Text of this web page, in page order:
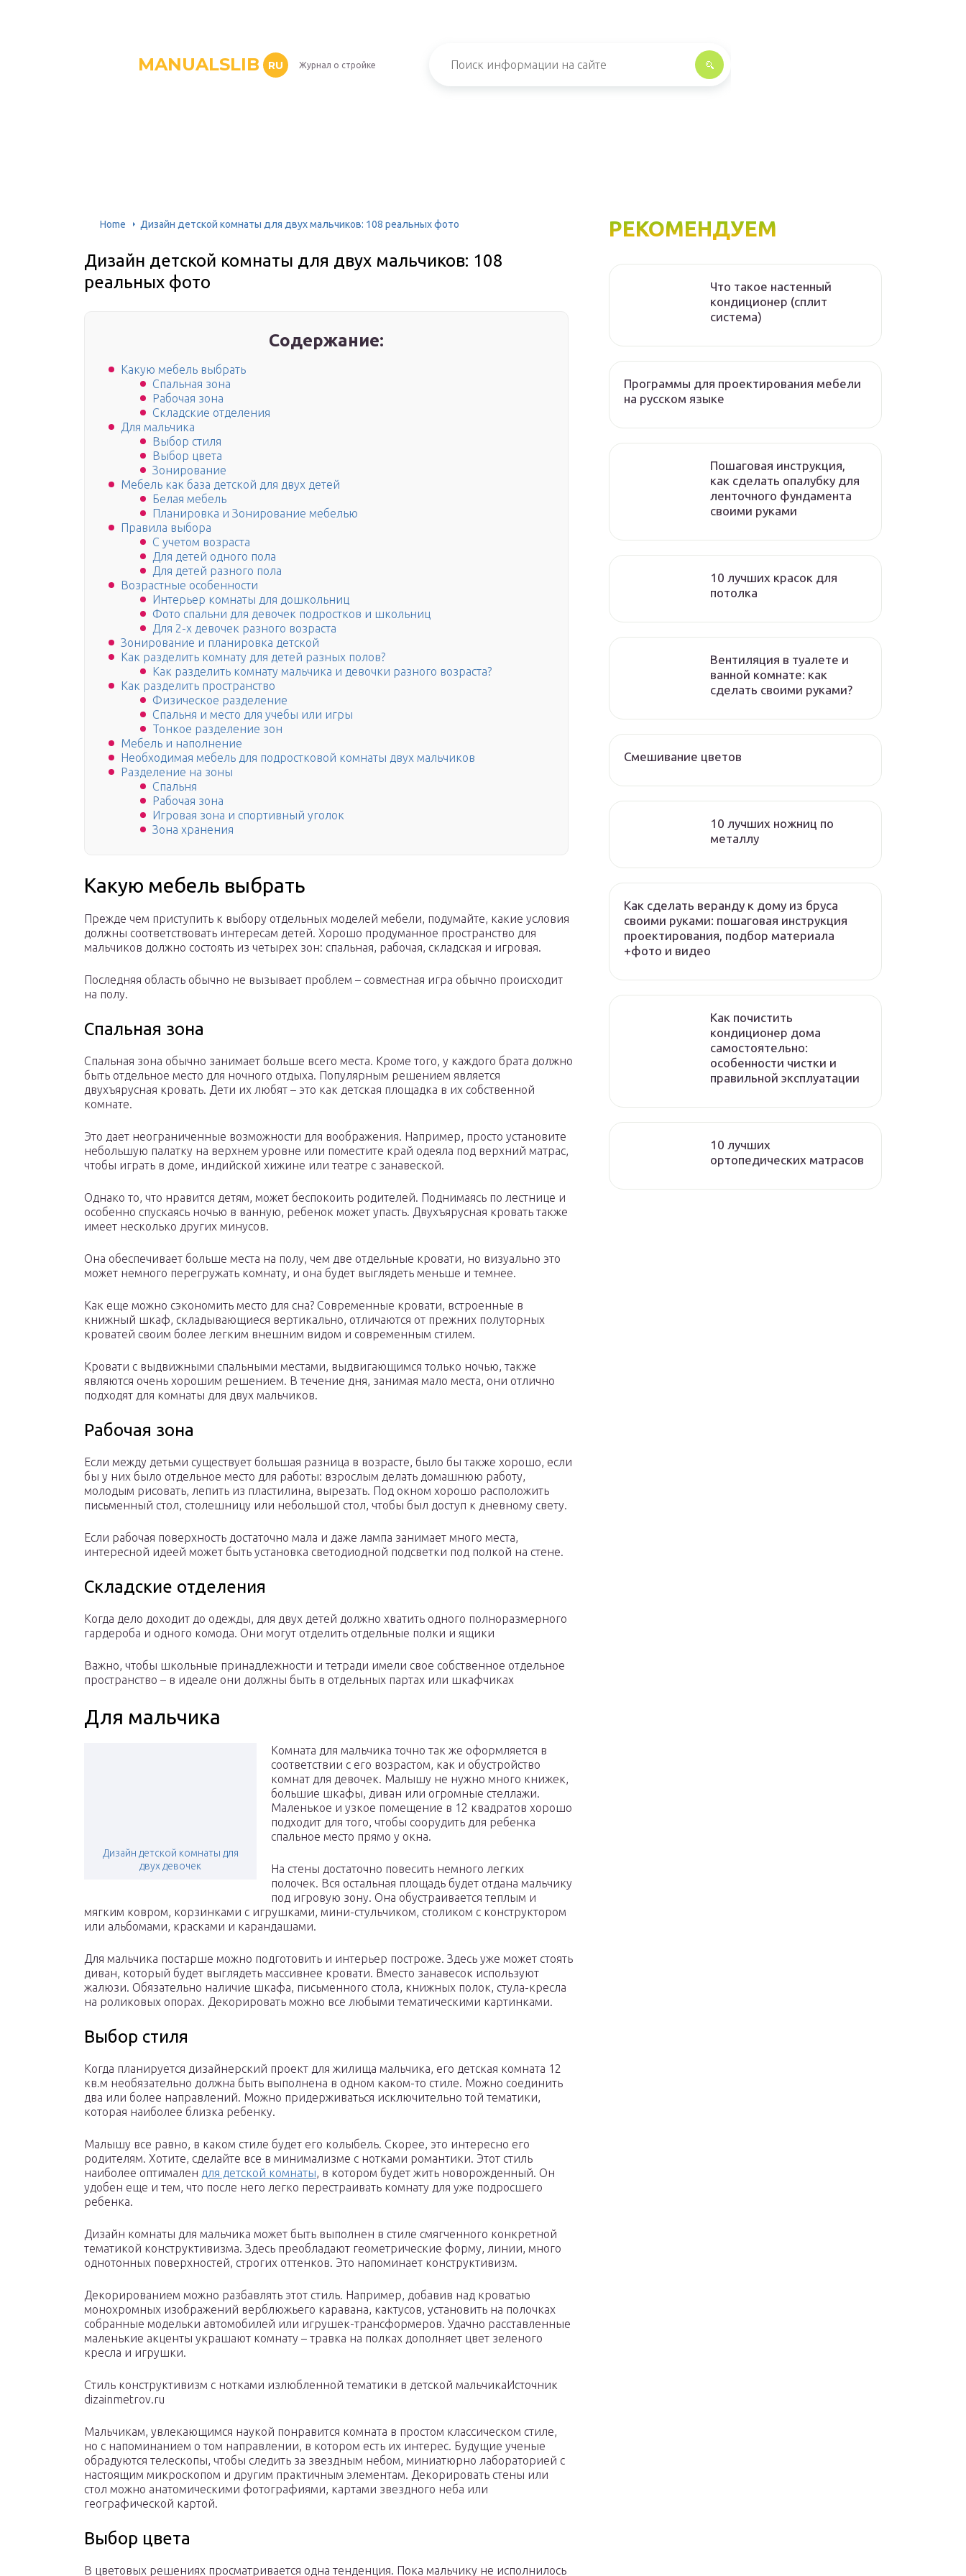
MANUALSLIB RU Журнал о стройке
Home Дизайн детской комнаты для двух мальчиков: 108 реальных фото
Дизайн детской комнаты для двух мальчиков: 108
реальных фото
Содержание:
Какую мебель выбрать
Спальная зона
Рабочая зона
Складские отделения
Для мальчика
Выбор стиля
Выбор цвета
Зонирование
Мебель как база детской для двух детей
Белая мебель
Планировка и Зонирование мебелью
Правила выбора
С учетом возраста
Для детей одного пола
Для детей разного пола
Возрастные особенности
Интерьер комнаты для дошкольниц
Фото спальни для девочек подростков и школьниц
Для 2-х девочек разного возраста
Зонирование и планировка детской
Как разделить комнату для детей разных полов?
Как разделить комнату мальчика и девочки разного возраста?
Как разделить пространство
Физическое разделение
Спальня и место для учебы или игры
Тонкое разделение зон
Мебель и наполнение
Необходимая мебель для подростковой комнаты двух мальчиков
Разделение на зоны
Спальня
Рабочая зона
Игровая зона и спортивный уголок
Зона хранения
Какую мебель выбрать
Прежде чем приступить к выбору отдельных моделей мебели, подумайте, какие условия
должны соответствовать интересам детей. Хорошо продуманное пространство для
мальчиков должно состоять из четырех зон: спальная, рабочая, складская и игровая.
Последняя область обычно не вызывает проблем – совместная игра обычно происходит
на полу.
Спальная зона
Спальная зона обычно занимает больше всего места. Кроме того, у каждого брата должно
быть отдельное место для ночного отдыха. Популярным решением является
двухъярусная кровать. Дети их любят – это как детская площадка в их собственной
комнате.
Это дает неограниченные возможности для воображения. Например, просто установите
небольшую палатку на верхнем уровне или поместите край одеяла под верхний матрас,
чтобы играть в доме, индийской хижине или театре с занавеской.
Однако то, что нравится детям, может беспокоить родителей. Поднимаясь по лестнице и
особенно спускаясь ночью в ванную, ребенок может упасть. Двухъярусная кровать также
имеет несколько других минусов.
Она обеспечивает больше места на полу, чем две отдельные кровати, но визуально это
может немного перегружать комнату, и она будет выглядеть меньше и темнее.
Как еще можно сэкономить место для сна? Современные кровати, встроенные в
книжный шкаф, складывающиеся вертикально, отличаются от прежних полуторных
кроватей своим более легким внешним видом и современным стилем.
Кровати с выдвижными спальными местами, выдвигающимся только ночью, также
являются очень хорошим решением. В течение дня, занимая мало места, они отлично
подходят для комнаты для двух мальчиков.
Рабочая зона
Если между детьми существует большая разница в возрасте, было бы также хорошо, если
бы у них было отдельное место для работы: взрослым делать домашнюю работу,
молодым рисовать, лепить из пластилина, вырезать. Под окном хорошо расположить
письменный стол, столешницу или небольшой стол, чтобы был доступ к дневному свету.
Если рабочая поверхность достаточно мала и даже лампа занимает много места,
интересной идеей может быть установка светодиодной подсветки под полкой на стене.
Складские отделения
Когда дело доходит до одежды, для двух детей должно хватить одного полноразмерного
гардероба и одного комода. Они могут отделить отдельные полки и ящики
Важно, чтобы школьные принадлежности и тетради имели свое собственное отдельное
пространство – в идеале они должны быть в отдельных партах или шкафчиках
Для мальчика
Дизайн детской комнаты для
двух девочек
Комната для мальчика точно так же оформляется в
соответствии с его возрастом, как и обустройство
комнат для девочек. Малышу не нужно много книжек,
большие шкафы, диван или огромные стеллажи.
Маленькое и узкое помещение в 12 квадратов хорошо
подходит для того, чтобы соорудить для ребенка
спальное место прямо у окна.
На стены достаточно повесить немного легких
полочек. Вся остальная площадь будет отдана мальчику
под игровую зону. Она обустраивается теплым и
мягким ковром, корзинками с игрушками, мини-стульчиком, столиком с конструктором
или альбомами, красками и карандашами.
Для мальчика постарше можно подготовить и интерьер построже. Здесь уже может стоять
диван, который будет выглядеть массивнее кровати. Вместо занавесок используют
жалюзи. Обязательно наличие шкафа, письменного стола, книжных полок, стула-кресла
на роликовых опорах. Декорировать можно все любыми тематическими картинками.
Выбор стиля
Когда планируется дизайнерский проект для жилища мальчика, его детская комната 12
кв.м необязательно должна быть выполнена в одном каком-то стиле. Можно соединить
два или более направлений. Можно придерживаться исключительно той тематики,
которая наиболее близка ребенку.
Малышу все равно, в каком стиле будет его колыбель. Скорее, это интересно его
родителям. Хотите, сделайте все в минимализме с нотками романтики. Этот стиль
наиболее оптимален для детской комнаты, в котором будет жить новорожденный. Он
удобен еще и тем, что после него легко перестраивать комнату для уже подросшего
ребенка.
Дизайн комнаты для мальчика может быть выполнен в стиле смягченного конкретной
тематикой конструктивизма. Здесь преобладают геометрические форму, линии, много
однотонных поверхностей, строгих оттенков. Это напоминает конструктивизм.
Декорированием можно разбавлять этот стиль. Например, добавив над кроватью
монохромных изображений верблюжьего каравана, кактусов, установить на полочках
собранные модельки автомобилей или игрушек-трансформеров. Удачно расставленные
маленькие акценты украшают комнату – травка на полках дополняет цвет зеленого
кресла и игрушки.
Стиль конструктивизм с нотками излюбленной тематики в детской мальчикаИсточник
dizainmetrov.ru
Мальчикам, увлекающимся наукой понравится комната в простом классическом стиле,
но с напоминанием о том направлении, в котором есть их интерес. Будущие ученые
обрадуются телескопы, чтобы следить за звездным небом, миниатюрно лабораторией с
настоящим микроскопом и другим практичным элементам. Декорировать стены или
стол можно анатомическими фотографиями, картами звездного неба или
географической картой.
Выбор цвета
В цветовых решениях просматривается одна тенденция. Пока мальчику не исполнилось
РЕКОМЕНДУЕМ
Что такое настенный
кондиционер (сплит
система)
Программы для проектирования мебели
на русском языке
Пошаговая инструкция,
как сделать опалубку для
ленточного фундамента
своими руками
10 лучших красок для
потолка
Вентиляция в туалете и
ванной комнате: как
сделать своими руками?
Смешивание цветов
10 лучших ножниц по
металлу
Как сделать веранду к дому из бруса
своими руками: пошаговая инструкция
проектирования, подбор материала
+фото и видео
Как почистить
кондиционер дома
самостоятельно:
особенности чистки и
правильной эксплуатации
10 лучших
ортопедических матрасов